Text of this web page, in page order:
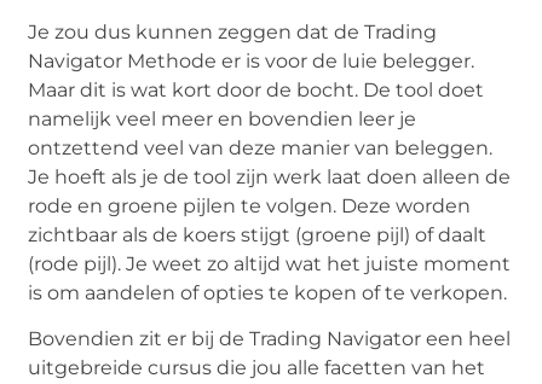
Je zou dus kunnen zeggen dat de Trading
Navigator Methode er is voor de luie belegger.
Maar dit is wat kort door de bocht. De tool doet
namelijk veel meer en bovendien leer je
ontzettend veel van deze manier van beleggen.
Je hoeft als je de tool zijn werk laat doen alleen de
rode en groene pijlen te volgen. Deze worden
zichtbaar als de koers stijgt (groene pijl) of daalt
(rode pijl). Je weet zo altijd wat het juiste moment
is om aandelen of opties te kopen of te verkopen.
Bovendien zit er bij de Trading Navigator een heel
uitgebreide cursus die jou alle facetten van het